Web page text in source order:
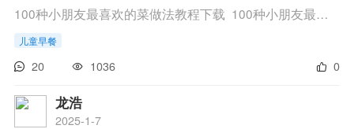
100种小朋友最喜欢的菜做法教程下载 100种小朋友最喜欢的菜技术配方教程 链接 点此进入百度网盘下载 ...
儿童早餐
20 1036 0
龙浩
2025-1-7